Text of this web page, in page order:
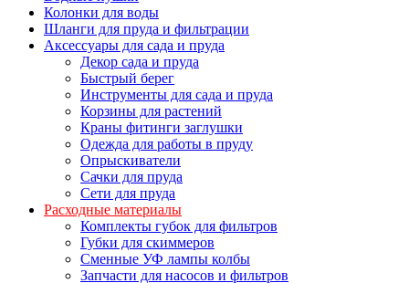
Колонки для воды
Шланги для пруда и фильтрации
Аксессуары для сада и пруда
Декор сада и пруда
Быстрый берег
Инструменты для сада и пруда
Корзины для растений
Краны фитинги заглушки
Одежда для работы в пруду
Опрыскиватели
Сачки для пруда
Сети для пруда
Расходные материалы
Комплекты губок для фильтров
Губки для скиммеров
Сменные УФ лампы колбы
Запчасти для насосов и фильтров